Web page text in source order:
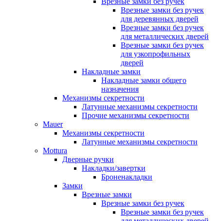
Врезные замки без ручек
для деревянных дверей
Врезные замки без ручек
для металлических дверей
Врезные замки без ручек
для узкопрофильных
дверей
Накладные замки
Накладные замки общего
назначения
Механизмы секретности
Латунные механизмы секретности
Прочие механизмы секретности
Mauer
Механизмы секретности
Латунные механизмы секретности
Mottura
Дверные ручки
Накладки/завертки
Броненакладки
Замки
Врезные замки
Врезные замки без ручек
Врезные замки без ручек